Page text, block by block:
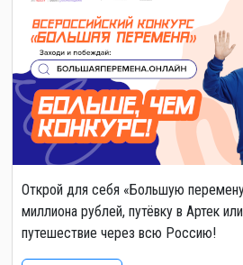
Открой для себя «Большую
миллиона рублей, путёвку в Артек
путешествие через всю Россию!